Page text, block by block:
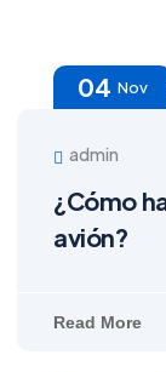
04 Nov
admin
¿Cómo
avión?
Read More